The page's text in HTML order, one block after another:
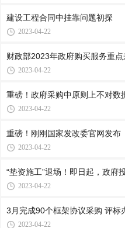
建设工程合同中挂靠问题初探
2023-04-22
财政部2023年政府购买服务重点
2023-04-22
重磅！政府采购中原则上不对数
2023-04-22
重磅！刚刚国家发改委官网发布
2023-04-22
“垫资施工”退场！即日起，政府
2023-04-22
3月完成90个框架协议采购 评标
2023-04-22